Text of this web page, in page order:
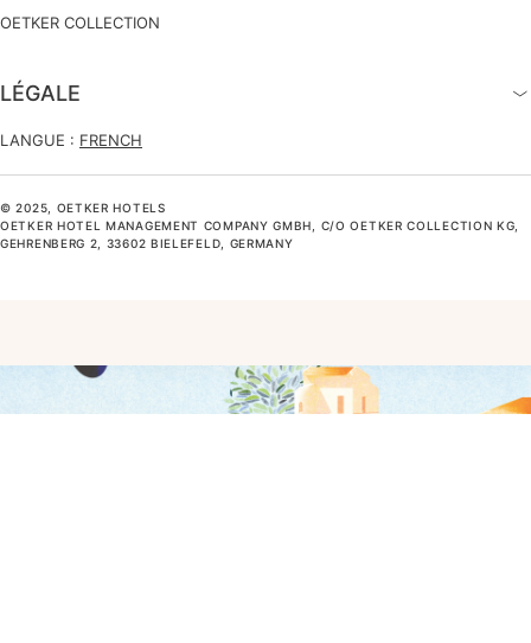
OETKER COLLECTION
LÉGALE
LANGUE : FRENCH
© 2025, OETKER HOTELS
OETKER HOTEL MANAGEMENT COMPANY GMBH, C/O OETKER COLLECTION KG,
GEHRENBERG 2, 33602 BIELEFELD, GERMANY